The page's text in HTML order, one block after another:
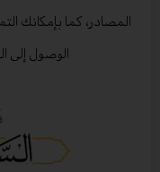
المصادر، كما بإمكانك
الوصول إلى